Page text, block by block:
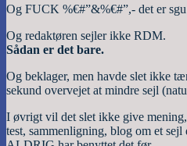
Og FUCK %€#”&%€#”,- det er
Og redaktøren sejler ikke RDM.
Sådan er det bare.
Og beklager, men havde slet ikke
sekund overvejet at mindre sejl
I øvrigt vil det slet ikke give
test, sammenligning, blog om et